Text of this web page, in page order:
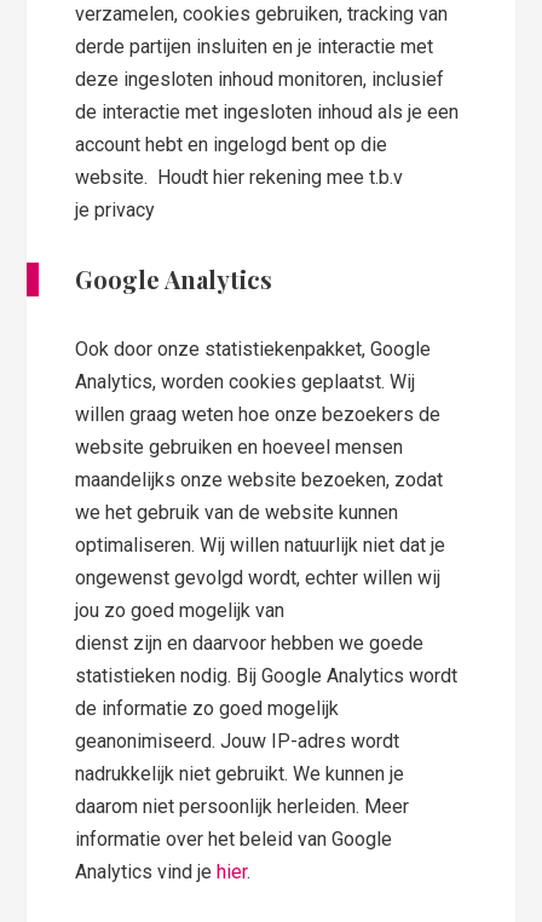
verzamelen, cookies gebruiken, tracking van
derde partijen insluiten en je interactie met
deze ingesloten inhoud monitoren, inclusief
de interactie met ingesloten inhoud als je een
account hebt en ingelogd bent op die
website. Houdt hier rekening mee t.b.v
je privacy
Google Analytics
Ook door onze statistiekenpakket, Google
Analytics, worden cookies geplaatst. Wij
willen graag weten hoe onze bezoekers de
website gebruiken en hoeveel mensen
maandelijks onze website bezoeken, zodat
we het gebruik van de website kunnen
optimaliseren. Wij willen natuurlijk niet dat je
ongewenst gevolgd wordt, echter willen wij
jou zo goed mogelijk van
dienst zijn en daarvoor hebben we goede
statistieken nodig. Bij Google Analytics wordt
de informatie zo goed mogelijk
geanonimiseerd. Jouw IP-adres wordt
nadrukkelijk niet gebruikt. We kunnen je
daarom niet persoonlijk herleiden. Meer
informatie over het beleid van Google
Analytics vind jehier.